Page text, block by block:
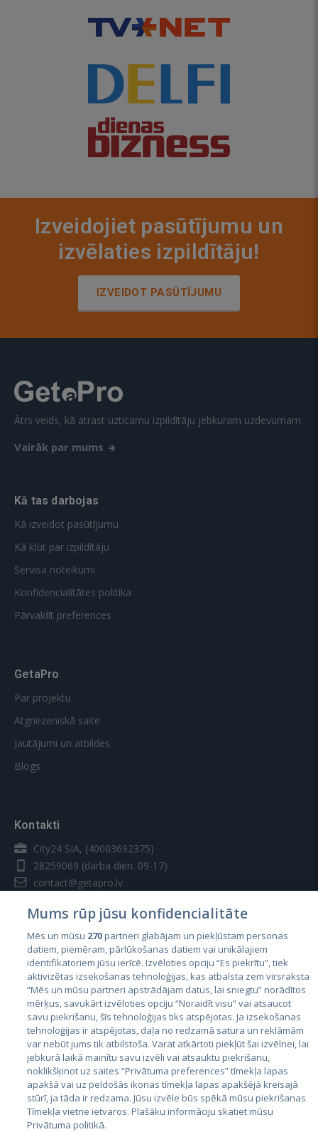
Izveidojiet pasūtījumu un
izvēlaties izpildītāju!
IZVEIDOT PASŪTĪJUMU
Ātrs veids, kā atrast uzticamu izpildītāju jebkuram uzdevumam.
Vairāk par mums
Kā tas darbojas
Kā izveidot pasūtījumu
Kā kļūt par izpildītāju
Servisa noteikumi
Konfidencialitātes politika
Pārvaldīt preferences
GetaPro
Par projektu
Atgriezeniskā saite
Jautājumi un atbildes
Blogs
Kontakti
City24 SIA, (40003692375)
28259069 (darba dien. 09-17)
contact@getapro.lv
Valstis
Igaunija
Latvija
Lietuva
Mums rūp jūsu konfidencialitāte
Mēs un mūsu 270partneri glabājam un piekļūstam personas
datiem, piemēram, pārlūkošanas datiem vai unikālajiem
identifikatoriem jūsu ierīcē. Izvēloties opciju “Es piekrītu”, tiek
aktivizētas izsekošanas tehnoloģijas, kas atbalsta zem virsraksta
“Mēs un mūsu partneri apstrādājam datus, lai sniegtu” norādītos
mērķus, savukārt izvēloties opciju “Noraidīt visu” vai atsaucot
savu piekrišanu, šīs tehnoloģijas tiks atspējotas. Ja izsekošanas
tehnoloģijas ir atspējotas, daļa no redzamā satura un reklāmām
var nebūt jums tik atbilstoša. Varat atkārtoti piekļūt šai izvēlnei, lai
jebkurā laikā mainītu savu izvēli vai atsauktu piekrišanu,
noklikšķinot uz saites “Privātuma preferences” tīmekļa lapas
apakšā vai uz peldošās ikonas tīmekļa lapas apakšējā kreisajā
stūrī, ja tāda ir redzama. Jūsu izvēle būs spēkā mūsu piekrišanas
Tīmekļa vietne ietvaros. Plašāku informāciju skatiet mūsu
Privātuma politikā.